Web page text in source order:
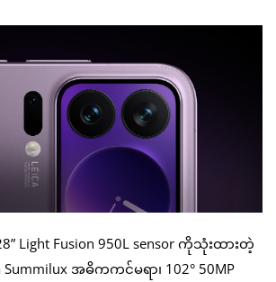
Light Fusion 950L sensor ကိုသုံးထားတဲ့
Summilux အဓိကကင်မရာ၊ 102° 50MP